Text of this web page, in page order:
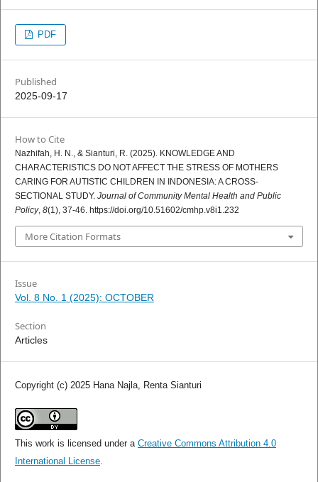
PDF
Published
2025-09-17
How to Cite
Nazhifah, H. N., & Sianturi, R. (2025). KNOWLEDGE AND
CHARACTERISTICS DO NOT AFFECT THE STRESS OF MOTHERS
CARING FOR AUTISTIC CHILDREN IN INDONESIA: A CROSS-
SECTIONAL STUDY. Journal of Community Mental Health and Public
Policy, 8(1), 37-46. https://doi.org/10.51602/cmhp.v8i1.232
More Citation Formats
Issue
Vol. 8 No. 1 (2025): OCTOBER
Section
Articles
Copyright (c) 2025 Hana Najla, Renta Sianturi
This work is licensed under a Creative Commons Attribution 4.0
International License.